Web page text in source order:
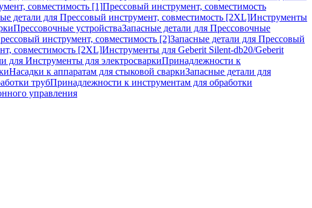
совместимость [1]Прессовый инструмент, совместимость
детали для Прессовый инструмент, совместимость [2XL]Инструменты
Прессовочные устройстваЗапасные детали для Прессовочные
инструмент, совместимость [2]Запасные детали для Прессовый
совместимость [2XL]Инструменты для Geberit Silent-db20/Geberit
для Инструменты для электросваркиПринадлежности к
Насадки к аппаратам для стыковой сваркиЗапасные детали для
трубПринадлежности к инструментам для обработки
управления